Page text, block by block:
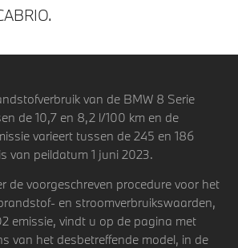
van de BMW 8 Serie
de 10,7 en 8,2 l/100 km en de
varieert tussen de 245 en 186
van peildatum 1 juni 2023.
de voorgeschreven procedure voor het
en stroomverbruikswaarden,
emissie, vindt u op de pagina met
van het desbetreffende model, in de